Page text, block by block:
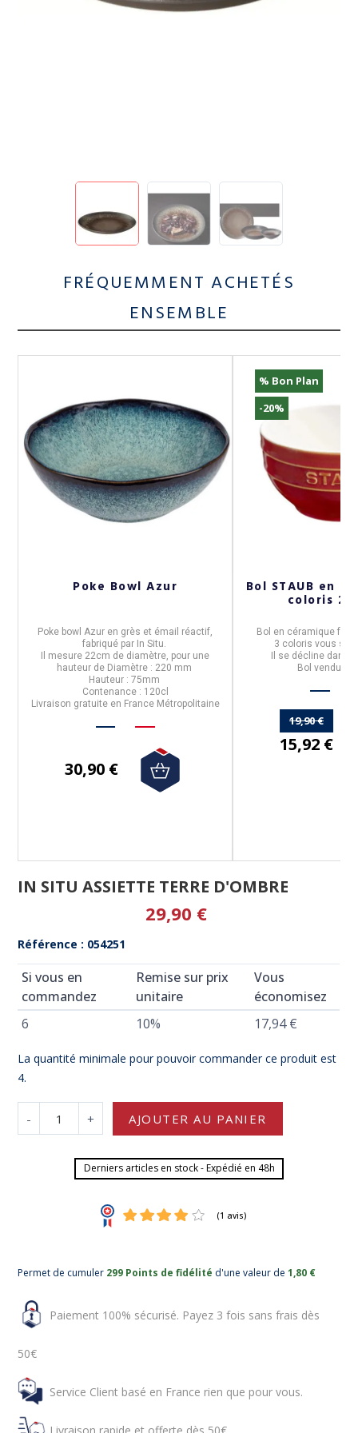
FRÉQUEMMENT ACHETÉS
ENSEMBLE
Poke Bowl Azur
Poke bowlAzur en grès et émail réactif,
fabriqué par In Situ.
Il mesure 22cm de diamètre, pour une
hauteur de Diamètre : 220 mm
Hauteur : 75mm
Contenance : 120cl
Livraison gratuite en France Métropolitaine
30,90 €
% Bon Plan
-20%
Bol STAUB en
coloris 2
Bol en céramique
3 coloris vous
Il se décline dans
Bol vendu à
19,90 €
15,92 €
IN SITU ASSIETTE TERRE D'OMBRE
29,90 €
Référence : 054251
Si vous en
commandez
Remise sur prix
unitaire
Vous
économisez
6
10% 17,94 €
La quantité minimale pour pouvoir commander ce produit est
4.
- + AJOUTER AU PANIER
Derniers articles en stock - Expédié en 48h
Permet de cumuler 299 Points de fidélité d'une valeur de1,80 €
Paiement 100% sécurisé. Payez 3 fois sans frais dès
50€
Service Client basé en France rien que pour vous.